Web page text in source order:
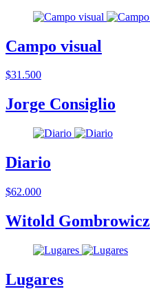
Campo visual
$31.500
Jorge Consiglio
Diario
$62.000
Witold Gombrowicz
Lugares